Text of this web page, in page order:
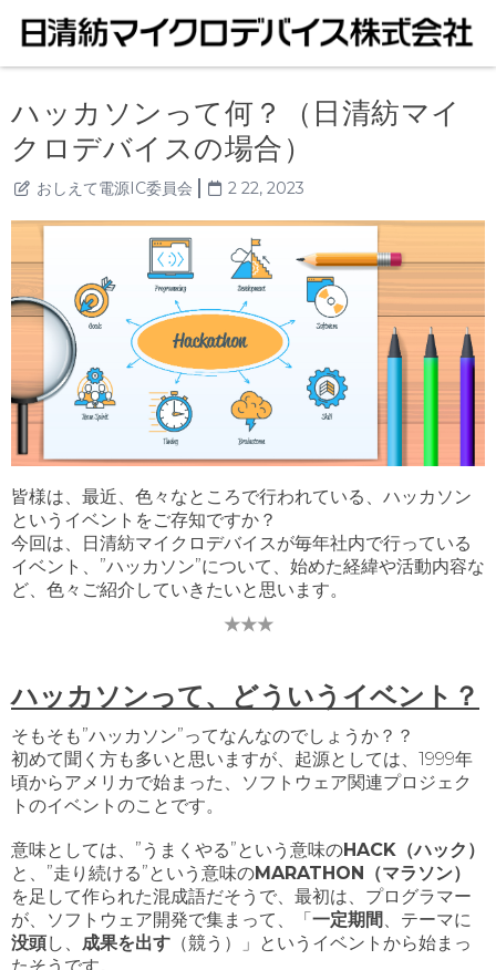
ハッカソンって何？（日清紡マイ
クロデバイスの場合）
おしえて電源IC委員会 2 22, 2023
皆様は、最近、色々なところで行われている、ハッカソン
というイベントをご存知ですか？
今回は、日清紡マイクロデバイスが毎年社内で行っている
イベント、”ハッカソン”について、始めた経緯や活動内容な
ど、色々ご紹介していきたいと思います。
★★★
ハッカソンって、どういうイベント？
そもそも”ハッカソン”ってなんなのでしょうか？？
初めて聞く方も多いと思いますが、起源としては、1999年
頃からアメリカで始まった、ソフトウェア関連プロジェク
トのイベントのことです。
意味としては、”うまくやる”という意味のHACK（ハック）
と、”走り続ける”という意味のMARATHON（マラソン）
を足して作られた混成語だそうで、最初は、プログラマー
が、ソフトウェア開発で集まって、「 一定期間 、テーマに
没頭し、 成果を出す （競う）」というイベントから始まっ